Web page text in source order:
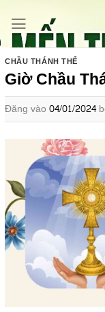
qua
nội
dung
CHẦU THÁNH THỂ
Giờ Chầu
Đăng vào 04/01/2024